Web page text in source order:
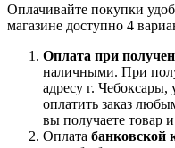
Оплачивайте покупки
магазине доступно 4
Оплата при
наличными. При
адресу г.
оплатить заказ
вы получаете товар
Оплата банковской